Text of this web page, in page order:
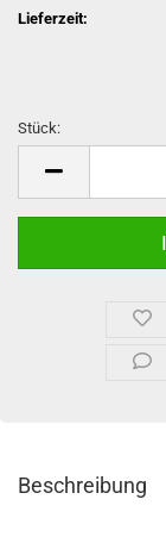
Lieferzeit:
Stück:
Beschreibung